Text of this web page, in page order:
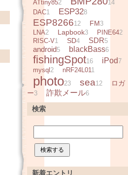
ATtiny852
14
DAC1 ESP328
ESP826612 FM3
LNA2 Lapbook3 PINE642
RISC-V1 SD4 SDR5
android5 blackBass6
fishingSpot16 iPod7
mysql 2 nRF24L011
photo23 sea12
ロガ
ー3 詐欺メール6
検索
新着エントリ